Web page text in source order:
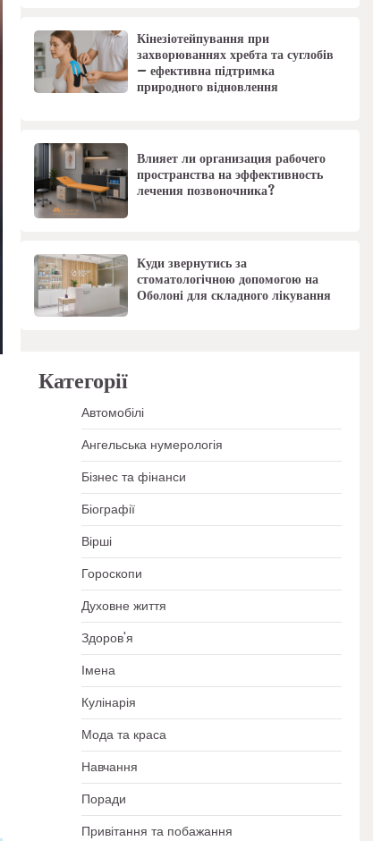
Кінезіотейпування при
захворюваннях хребта та суглобів
– ефективна підтримка
природного відновлення
Влияет ли организация рабочего
пространства на эффективность
лечения позвоночника?
Куди звернутись за
стоматологічною допомогою на
Оболоні для складного лікування
Категорії
Автомобілі
Ангельська нумерологія
Бізнес та фінанси
Біографії
Вірші
Гороскопи
Духовне життя
Здоров'я
Імена
Кулінарія
Мода та краса
Навчання
Поради
Привітання та побажання